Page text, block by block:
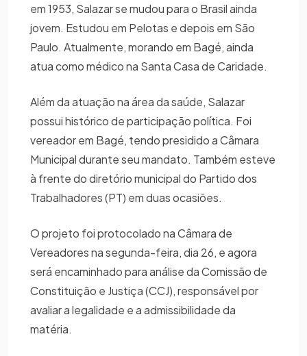
em 1953, Salazar se mudou para o Brasil ainda
jovem. Estudou em Pelotas e depois em São
Paulo. Atualmente, morando em Bagé, ainda
atua como médico na Santa Casa de Caridade.
Além da atuação na área da saúde, Salazar
possui histórico de participação política. Foi
vereador em Bagé, tendo presidido a Câmara
Municipal durante seu mandato. Também esteve
à frente do diretório municipal do Partido dos
Trabalhadores (PT) em duas ocasiões.
O projeto foi protocolado na Câmara de
Vereadores na segunda-feira, dia 26, e agora
será encaminhado para análise da Comissão de
Constituição e Justiça (CCJ), responsável por
avaliar a legalidade e a admissibilidade da
matéria.